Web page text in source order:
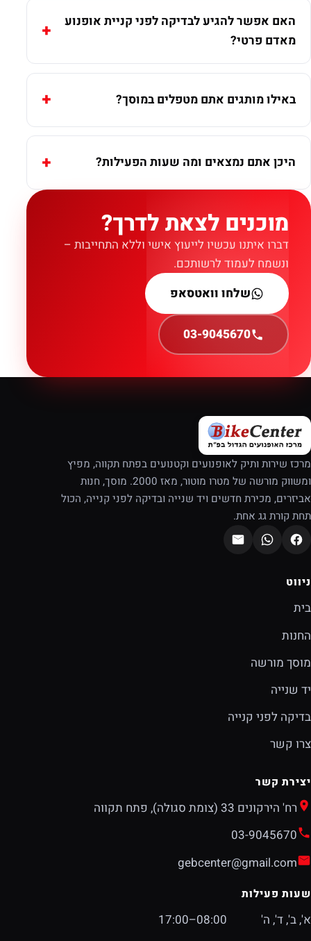
האם אפשר להגיע לבדיקה לפני קניית אופנוע
מאדם פרטי?
באילו מותגים אתם מטפלים במוסך?
היכן אתם נמצאים ומה שעות הפעילות?
מוכנים לצאת לדרך?
דברו איתנו עכשיו לייעוץ אישי וללא התחייבות –
ונשמח לעמוד לרשותכם.
שלחו וואטסאפ
03-9045670
מרכז שירות ותיק לאופנועים וקטנועים בפתח תקווה, מפיץ
ומשווק מורשה של מטרו מוטור, מאז 2000. מוסך, חנות
אביזרים, מכירת חדשים ויד שנייה ובדיקה לפני קנייה, הכול
תחת קורת גג אחת.
ניווט
בית
החנות
מוסך מורשה
יד שנייה
בדיקה לפני קנייה
צרו קשר
יצירת קשר
רח' הירקונים 33 (צומת סגולה), פתח תקווה
03-9045670
gebcenter@gmail.com
שעות פעילות
א', ב', ד', ה'
08:00–17:00